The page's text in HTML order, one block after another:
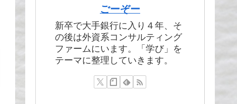
ごーぞー
新卒で大手銀行に入り４年、そ
の後は外資系コンサルティング
ファームにいます。「学び」を
テーマに整理していきます。